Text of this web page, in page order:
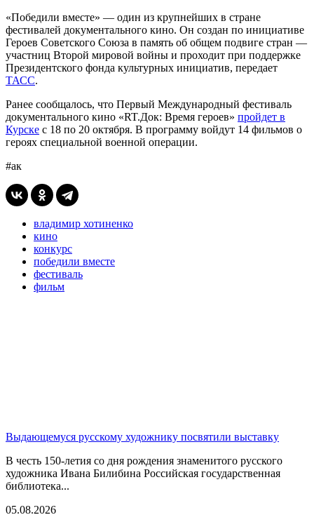
«Победили вместе» — один из крупнейших в стране
фестивалей документального кино. Он создан по инициативе
Героев Советского Союза в память об общем подвиге стран —
участниц Второй мировой войны и проходит при поддержке
Президентского фонда культурных инициатив, передает
ТАСС.
Ранее сообщалось, что Первый Международный фестиваль
документального кино «RT.Док: Время героев» пройдет в
Курске с 18 по 20 октября. В программу войдут 14 фильмов о
героях специальной военной операции.
#ак
владимир хотиненко
кино
конкурс
победили вместе
фестиваль
фильм
Выдающемуся русскому художнику посвятили выставку
В честь 150-летия со дня рождения знаменитого русского
художника Ивана Билибина Российская государственная
библиотека...
05.08.2026